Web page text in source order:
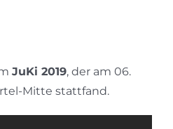
JuKi 2019, der am 06.
Mitte stattfand.